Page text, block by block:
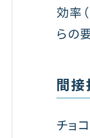
効率
らの
間接
チョ